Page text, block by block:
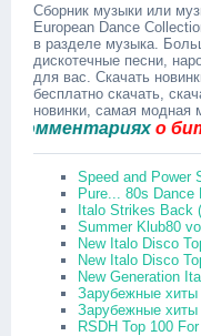
Сборник музыки или
European Dance
в разделе музыка.
дискотечные песни,
для вас. Скачать
бесплатно скачать,
новинки, самая модная
о битых
Speed and Power
Pure... 80s Dance
Italo Strikes Back
Summer Klub80
New Italo Disco
New Italo Disco
New Generation
Зарубежные хиты
Зарубежные хиты
RSDH Top 100